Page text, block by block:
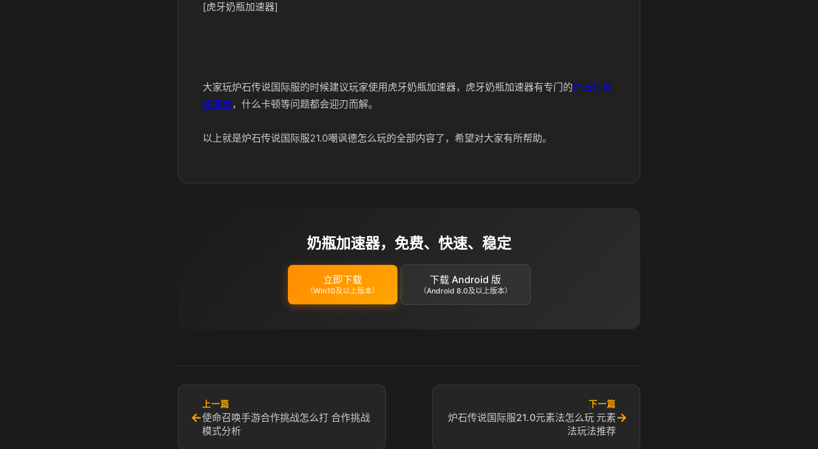
[虎牙奶瓶加速器]
大家玩炉石传说国际服的时候建议玩家使用虎牙奶瓶加速器，虎牙奶瓶加速器有专门的炉石传说
加速器，什么卡顿等问题都会迎刃而解。
以上就是炉石传说国际服21.0嘲讽德怎么玩的全部内容了，希望对大家有所帮助。
奶瓶加速器，免费、快速、稳定
立即下载
（Win10及以上版本）
下载 Android 版
（Android 8.0及以上版本）
←
上一篇
使命召唤手游合作挑战怎么打 合作挑战
模式分析
下一篇
炉石传说国际服21.0元素法怎么玩 元素
法玩法推荐
→